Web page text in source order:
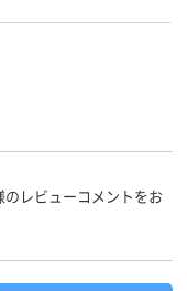
レビューコメントをお